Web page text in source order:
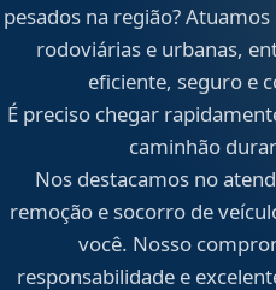
pesados na região?
rodoviárias e urbanas,
eficiente, seguro e
É preciso chegar
caminhão
Nos destacamos no
remoção e socorro de
você. Nosso
responsabilidade e